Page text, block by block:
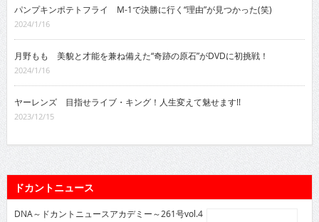
パンプキンポテトフライ M-1で決勝に行く“理由”が見つかった(笑)
2024/1/16
月野もも 美貌と才能を兼ね備えた“奇跡の原石”がDVDに初挑戦！
2024/1/16
ヤーレンズ 目指せライブ・キング！人生変えて魅せます!!
2023/12/15
ドカントニュース
DNA～ドカントニュースアカデミー～261号vol.4